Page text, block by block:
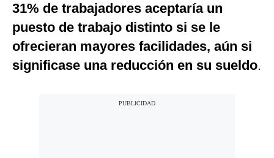
31% de trabajadores aceptaría un
puesto de trabajo distinto si se le
ofrecieran mayores facilidades, aún si
significase una reducción en su sueldo.